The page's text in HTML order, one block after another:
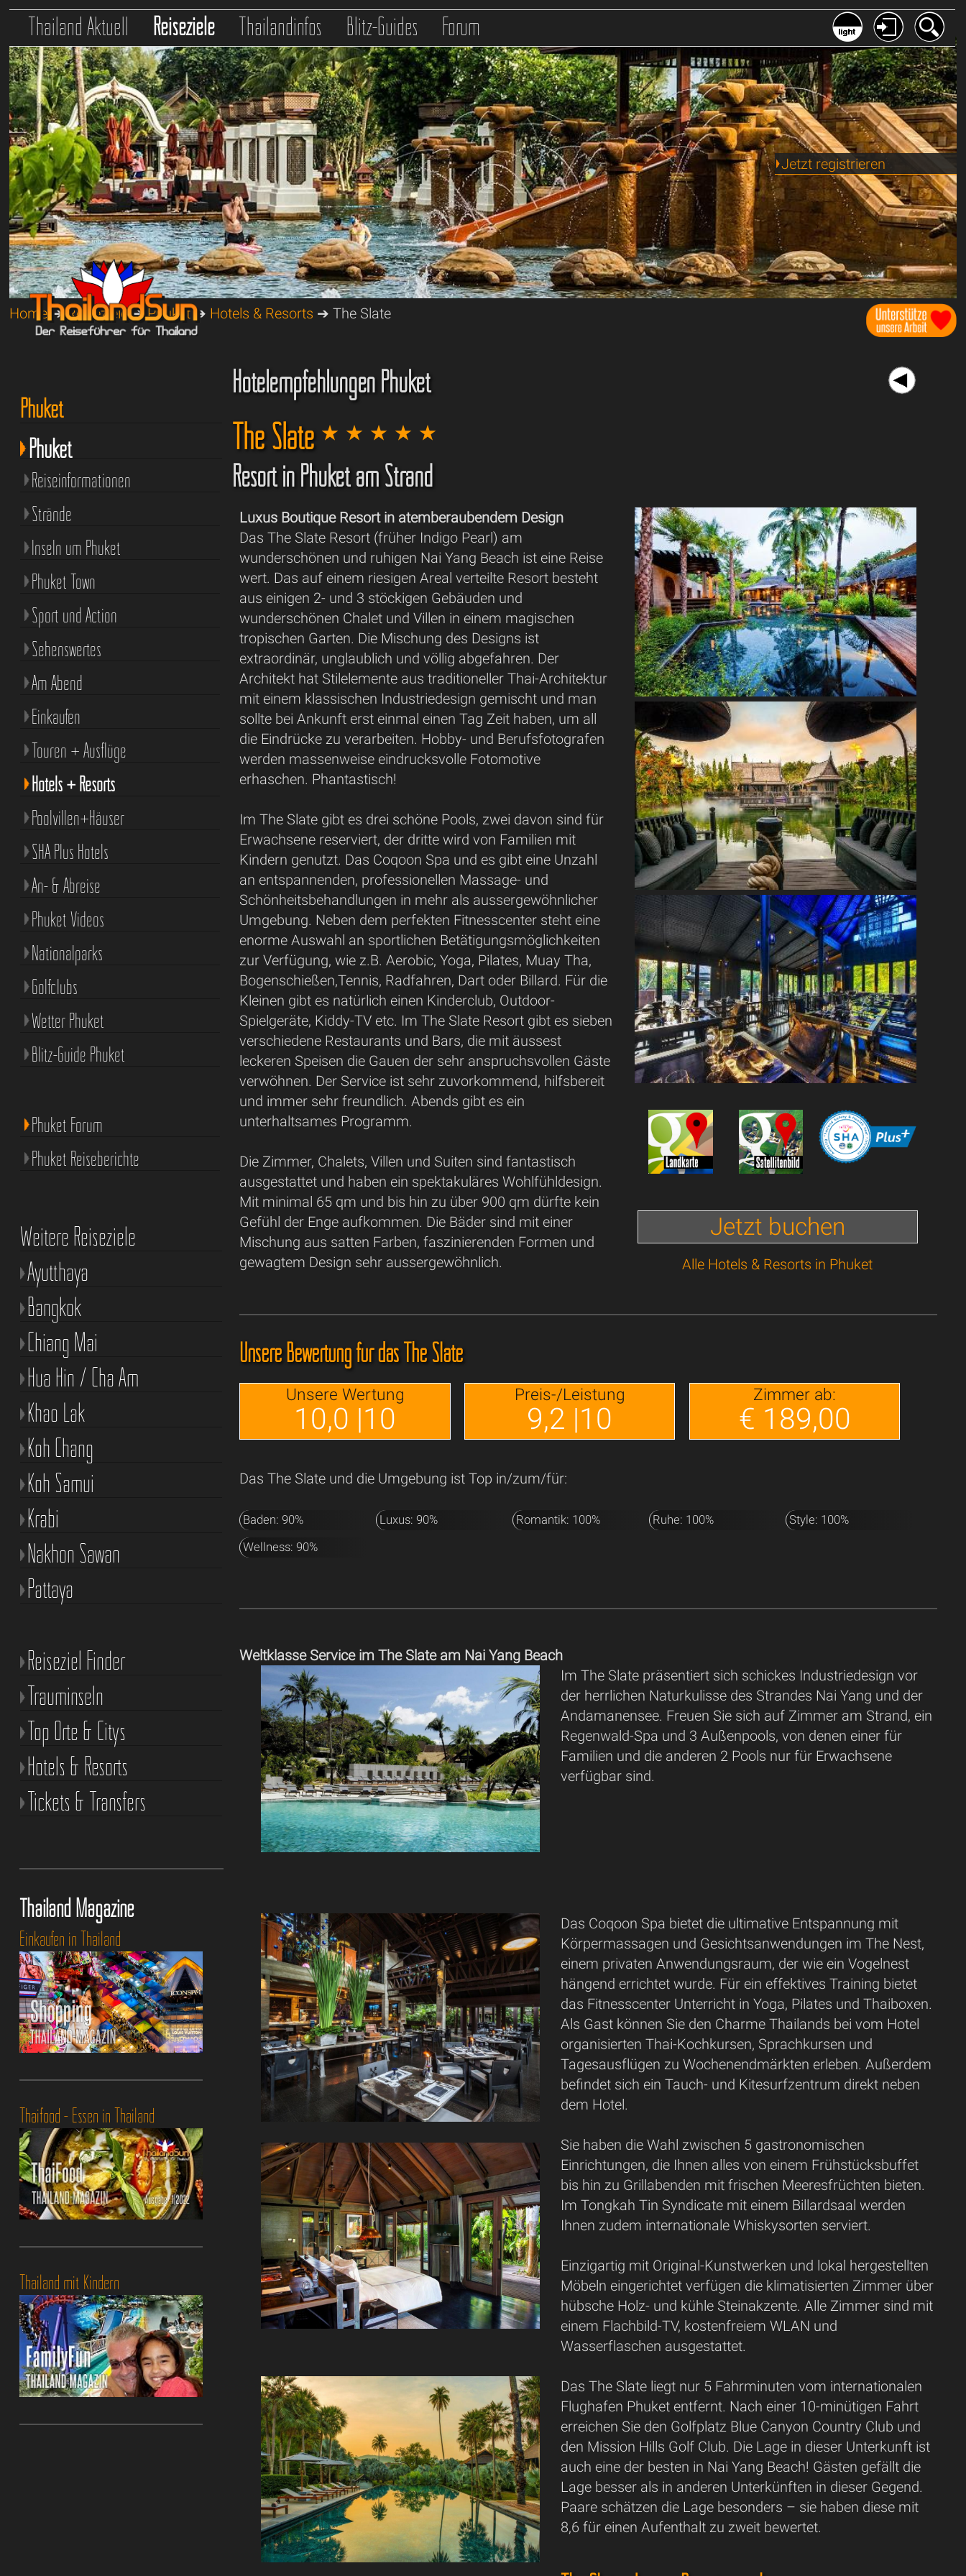
Thailand Aktuell Reiseziele Thailandinfos Blitz-Guides Forum
Jetzt registrieren
Home➔Reiseziele➔Phuket➔ Hotels & Resorts ➔ The Slate
Hotelempfehlungen Phuket
The Slate
Resort in Phuket am Strand
Jetzt buchen
Alle Hotels & Resorts in Phuket
Luxus Boutique Resort in atemberaubendem Design
Das The Slate Resort (früher Indigo Pearl) am
wunderschönen und ruhigen Nai Yang Beach ist eine Reise
wert. Das auf einem riesigen Areal verteilte Resort besteht
aus einigen 2- und 3 stöckigen Gebäuden und
wunderschönen Chalet und Villen in einem magischen
tropischen Garten. Die Mischung des Designs ist
extraordinär, unglaublich und völlig abgefahren. Der
Architekt hat Stilelemente aus traditioneller Thai-Architektur
mit einem klassischen Industriedesign gemischt und man
sollte bei Ankunft erst einmal einen Tag Zeit haben, um all
die Eindrücke zu verarbeiten. Hobby- und Berufsfotografen
werden massenweise eindrucksvolle Fotomotive
erhaschen. Phantastisch!
Im The Slate gibt es drei schöne Pools, zwei davon sind für
Erwachsene reserviert, der dritte wird von Familien mit
Kindern genutzt. Das Coqoon Spa und es gibt eine Unzahl
an entspannenden, professionellen Massage- und
Schönheitsbehandlungen in mehr als aussergewöhnlicher
Umgebung. Neben dem perfekten Fitnesscenter steht eine
enorme Auswahl an sportlichen Betätigungsmöglichkeiten
zur Verfügung, wie z.B. Aerobic, Yoga, Pilates, Muay Tha,
Bogenschießen,Tennis, Radfahren, Dart oder Billard. Für die
Kleinen gibt es natürlich einen Kinderclub, Outdoor-
Spielgeräte, Kiddy-TV etc. Im The Slate Resort gibt es sieben
verschiedene Restaurants und Bars, die mit äussest
leckeren Speisen die Gauen der sehr anspruchsvollen Gäste
verwöhnen. Der Service ist sehr zuvorkommend, hilfsbereit
und immer sehr freundlich. Abends gibt es ein
unterhaltsames Programm.
Die Zimmer, Chalets, Villen und Suiten sind fantastisch
ausgestattet und haben ein spektakuläres Wohlfühldesign.
Mit minimal 65 qm und bis hin zu über 900 qm dürfte kein
Gefühl der Enge aufkommen. Die Bäder sind mit einer
Mischung aus satten Farben, faszinierenden Formen und
gewagtem Design sehr aussergewöhnlich.
Unsere Bewertung für das The Slate
Unsere Wertung
10,0 |10
Preis-/Leistung
9,2 |10
Zimmer ab:
€ 189,00
Das The Slate und die Umgebung ist Top in/zum/für:
Baden: 90% Luxus: 90% Romantik: 100% Ruhe: 100%
Style: 100%
Wellness: 90%
Weltklasse Service im The Slate am Nai Yang Beach
Im The Slate präsentiert sich schickes Industriedesign vor
der herrlichen Naturkulisse des Strandes Nai Yang und der
Andamanensee. Freuen Sie sich auf Zimmer am Strand, ein
Regenwald-Spa und 3 Außenpools, von denen einer für
Familien und die anderen 2 Pools nur für Erwachsene
verfügbar sind.
Das Coqoon Spa bietet die ultimative Entspannung mit
Körpermassagen und Gesichtsanwendungen im The Nest,
einem privaten Anwendungsraum, der wie ein Vogelnest
hängend errichtet wurde. Für ein effektives Training bietet
das Fitnesscenter Unterricht in Yoga, Pilates und Thaiboxen.
Als Gast können Sie den Charme Thailands bei vom Hotel
organisierten Thai-Kochkursen, Sprachkursen und
Tagesausflügen zu Wochenendmärkten erleben. Außerdem
befindet sich ein Tauch- und Kitesurfzentrum direkt neben
dem Hotel.
Sie haben die Wahl zwischen 5 gastronomischen
Einrichtungen, die Ihnen alles von einem Frühstücksbuffet
bis hin zu Grillabenden mit frischen Meeresfrüchten bieten.
Im Tongkah Tin Syndicate mit einem Billardsaal werden
Ihnen zudem internationale Whiskysorten serviert.
Einzigartig mit Original-Kunstwerken und lokal hergestellten
Möbeln eingerichtet verfügen die klimatisierten Zimmer über
hübsche Holz- und kühle Steinakzente. Alle Zimmer sind mit
einem Flachbild-TV, kostenfreiem WLAN und
Wasserflaschen ausgestattet.
Das The Slate liegt nur 5 Fahrminuten vom internationalen
Flughafen Phuket entfernt. Nach einer 10-minütigen Fahrt
erreichen Sie den Golfplatz Blue Canyon Country Club und
den Mission Hills Golf Club. Die Lage in dieser Unterkunft ist
auch eine der besten in Nai Yang Beach! Gästen gefällt die
Lage besser als in anderen Unterkünften in dieser Gegend.
Paare schätzen die Lage besonders – sie haben diese mit
8,6 für einen Aufenthalt zu zweit bewertet.
Phuket
Phuket
Reiseinformationen
Strände
Inseln um Phuket
Phuket Town
Sport und Action
Sehenswertes
Am Abend
Einkaufen
Touren + Ausflüge
Hotels + Resorts
Poolvillen+Häuser
SHA Plus Hotels
An- & Abreise
Phuket Videos
Nationalparks
Golfclubs
Wetter Phuket
Blitz-Guide Phuket
Phuket Forum
Phuket Reiseberichte
Weitere Reiseziele
Ayutthaya
Bangkok
Chiang Mai
Hua Hin / Cha Am
Khao Lak
Koh Chang
Koh Samui
Krabi
Nakhon Sawan
Pattaya
Reiseziel Finder
Trauminseln
Top Orte & Citys
Hotels & Resorts
Tickets & Transfers
Thailand Magazine
Einkaufen in Thailand
Thaifood - Essen in Thailand
Thailand mit Kindern